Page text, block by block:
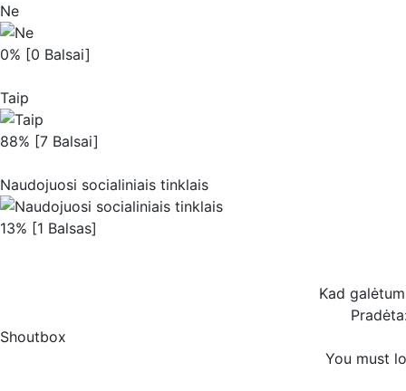
Ne
0% [0 Balsai]
Taip
88% [7 Balsai]
Naudojuosi socialiniais tinklais
13% [1 Balsas]
Kad
Shoutbox
You must